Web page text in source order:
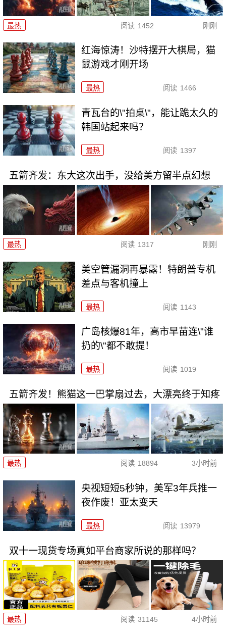
最热 阅读 1452 刚刚
红海惊涛！沙特摆开大棋局，猫
鼠游戏才刚开场
最热 阅读 1466
青瓦台的\"拍桌\"，能让跪太久的
韩国站起来吗？
最热 阅读 1397
五箭齐发：东大这次出手，没给美方留半点幻想
最热 阅读 1317 刚刚
美空管漏洞再暴露！特朗普专机
差点与客机撞上
最热 阅读 1143
广岛核爆81年，高市早苗连\"谁
扔的\"都不敢提！
最热 阅读 1019
五箭齐发！熊猫这一巴掌扇过去，大漂亮终于知疼
最热 阅读 18894 3小时前
央视短短5秒钟，美军3年兵推一
夜作废！亚太变天
最热 阅读 13979
双十一现货专场真如平台商家所说的那样吗？
最热 阅读 31145 4小时前